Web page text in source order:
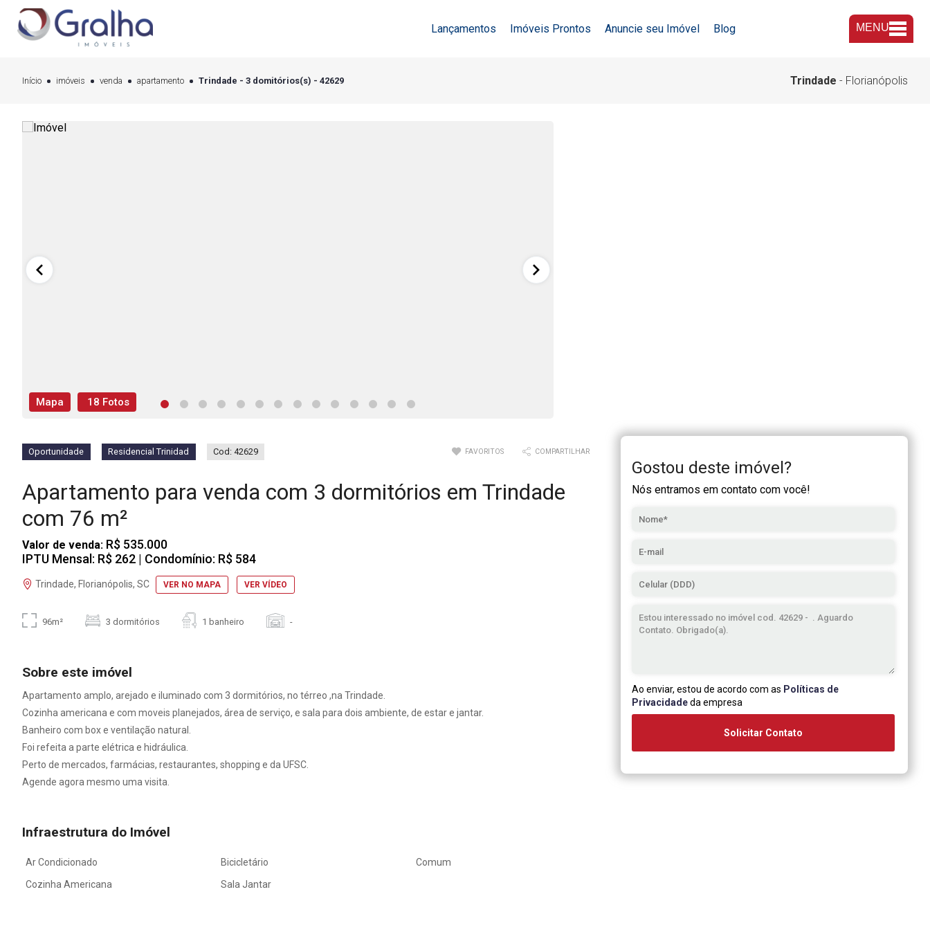
Lançamentos Imóveis Prontos Anuncie seu Imóvel Blog MENU
Início imóveis venda apartamento Trindade - 3 domitórios(s) - 42629 Trindade - Florianópolis
Mapa 18 Fotos
Oportunidade Residencial Trinidad Cod: 42629 FAVORITOS COMPARTILHAR
Apartamento para venda com 3 dormitórios em Trindade
com 76 m²
Valor de venda: R$ 535.000
IPTU Mensal: R$ 262 | Condomínio: R$ 584
Trindade, Florianópolis, SC VER NO MAPA VER VÍDEO
96m² 3 dormitórios 1 banheiro -
Sobre este imóvel
Apartamento amplo, arejado e iluminado com 3 dormitórios, no térreo ,na Trindade.
Cozinha americana e com moveis planejados, área de serviço, e sala para dois ambiente, de estar e jantar.
Banheiro com box e ventilação natural.
Foi refeita a parte elétrica e hidráulica.
Perto de mercados, farmácias, restaurantes, shopping e da UFSC.
Agende agora mesmo uma visita.
Infraestrutura do Imóvel
Ar Condicionado Bicicletário
Comum
Cozinha Americana
Sala Jantar
Gostou deste imóvel?
Nós entramos em contato com você!
Ao enviar, estou de acordo com as Políticas de
Privacidadeda empresa
Solicitar Contato